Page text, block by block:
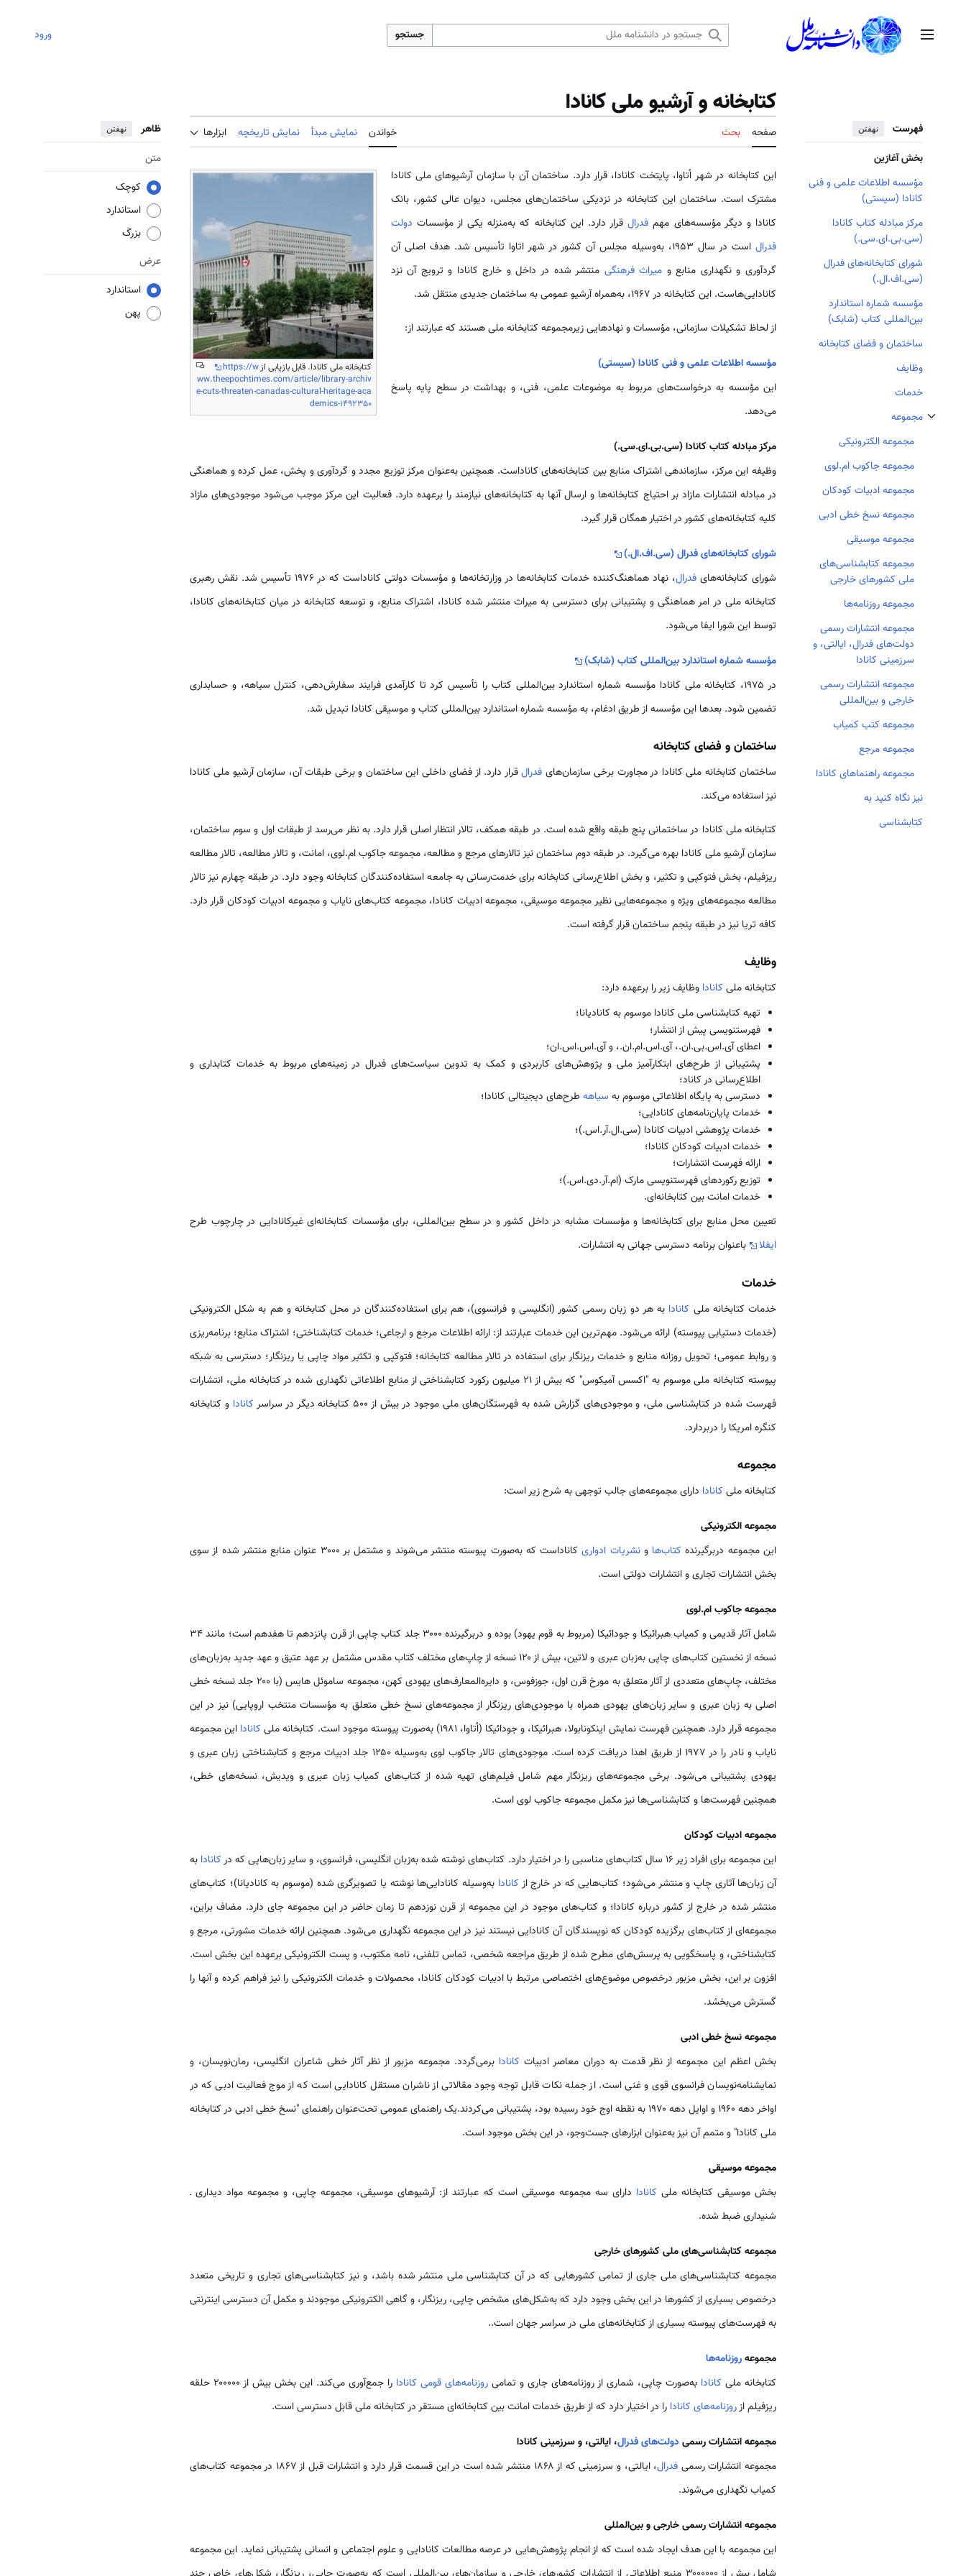
منوی اصلی جستجو ورود
فهرست نهفتن
بخش آغازین
مؤسسه اطلاعات علمی و فنی
کانادا (سیستی)
مرکز مبادله کتاب کانادا
(سی.بی.ای.سی.)
شورای کتابخانه‌های فدرال
(سی.اف.ال.)
مؤسسه شماره استاندارد
بین‌المللی کتاب (شابک)
ساختمان و فضای کتابخانه
وظایف
خدمات
مجموعه
تغییر وضعیت زیربخش‌های مجموعه
مجموعه الکترونیکی
مجموعه جاکوب ام.لوی
مجموعه ادبیات کودکان
مجموعه نسخ خطی ادبی
مجموعه موسیقی
مجموعه کتابشناسی‌های
ملی کشورهای خارجی
مجموعه روزنامه‌ها
مجموعه انتشارات رسمی
دولت‌های فدرال، ایالتی، و
سرزمینی کانادا
مجموعه انتشارات رسمی
خارجی و بین‌المللی
مجموعه کتب کمیاب
مجموعه مرجع
مجموعه راهنماهای کانادا
نیز نگاه کنید به
کتابشناسی
کتابخانه و آرشیو ملی کانادا
صفحه بحث خواندن نمایش مبدأ نمایش تاریخچه ابزارها ظاهر نهفتن
متن
کوچک
استاندارد
بزرگ
عرض
استاندارد
پهن
کتابخانه ملی کانادا. قابل بازیابی ازhttps://w
ww.theepochtimes.com/article/library-archiv
e-cuts-threaten-canadas-cultural-heritage-aca
demics-1492350
این کتابخانه در شهر اُتاوا، پایتخت کانادا، قرار دارد. ساختمان آن با سازمان آرشیوهای ملی کانادا
مشترک است. ساختمان این کتابخانه در نزدیکی ساختمان‌های مجلس، دیوان عالی کشور، بانک
کانادا و دیگر مؤسسه‌های مهم فدرالقرار دارد. این کتابخانه که به‌منزله یکی از مؤسسات دولت
فدرال
است در سال ۱۹۵۳، به‌وسیله مجلس آن کشور در شهر اتاوا تأسیس شد. هدف اصلی آن
گردآوری و نگهداری منابع و میراث فرهنگی منتشر شده در داخل و خارج کانادا و ترویج آن نزد
کانادایی‌هاست. این کتابخانه در 1967، به‌همراه آرشیو عمومی به ساختمان جدیدی منتقل شد.
از لحاظ تشکیلات سازمانی، مؤسسات و نهادهایی زیرمجموعه کتابخانه ملی هستند که عبارتند از:
مؤسسه اطلاعات علمی و فنی کانادا (سیستی)
این مؤسسه به درخواست‌های مربوط به موضوعات علمی، فنی، و بهداشت در سطح پایه پاسخ
می‌دهد.
مرکز مبادله کتاب کانادا (سی.بی.ای.سی.)
وظیفه این مرکز، سازماندهی اشتراک منابع بین کتابخانه‌های کاناداست. همچنین به‌عنوان مرکز توزیع مجدد و گردآوری و پخش، عمل کرده و هماهنگی
در مبادله انتشارات مازاد بر احتیاج کتابخانه‌ها و ارسال آنها به کتابخانه‌های نیازمند را برعهده دارد. فعالیت این مرکز موجب می‌شود موجودی‌های مازاد
کلیه کتابخانه‌های کشور در اختیار همگان قرار گیرد.
شورای کتابخانه‌های فدرال (سی.اف.ال.)
شورای کتابخانه‌های فدرال
، نهاد هماهنگ‌کننده خدمات کتابخانه‌ها در وزارتخانه‌ها و مؤسسات دولتی کاناداست که در ۱۹۷۶ تأسیس شد. نقش رهبری
کتابخانه ملی در امر هماهنگی و پشتیبانی برای دسترسی به میراث منتشر شده کانادا، اشتراک منابع، و توسعه کتابخانه در میان کتابخانه‌های کانادا،
توسط این شورا ایفا می‌شود.
مؤسسه شماره استاندارد بین‌المللی کتاب (شابک)
در ۱۹۷۵، کتابخانه ملی کانادا مؤسسه شماره استاندارد بین‌المللی کتاب را تأسیس کرد تا کارآمدی فرایند سفارش‌دهی، کنترل سیاهه، و حسابداری
تضمین شود. بعدها این مؤسسه از طریق ادغام، به مؤسسه شماره استاندارد بین‌المللی کتاب و موسیقی کانادا تبدیل شد.
ساختمان و فضای کتابخانه
ساختمان کتابخانه ملی کانادا در مجاورت برخی سازمان‌های فدرالقرار دارد. از فضای داخلی این ساختمان و برخی طبقات آن، سازمان آرشیو ملی کانادا
نیز استفاده می‌کند.
کتابخانه ملی کانادا در ساختمانی پنج طبقه واقع شده است. در طبقه همکف، تالار انتظار اصلی قرار دارد. به نظر می‌رسد از طبقات اول و سوم ساختمان،
سازمان آرشیو ملی کانادا بهره می‌گیرد. در طبقه دوم ساختمان نیز تالارهای مرجع و مطالعه، مجموعه جاکوب ام.لوی، امانت، و تالار مطالعه، تالار مطالعه
ریزفیلم، بخش فتوکپی و تکثیر، و بخش اطلاع‌رسانی کتابخانه برای خدمت‌رسانی به جامعه استفاده‌کنندگان کتابخانه وجود دارد. در طبقه چهارم نیز تالار
مطالعه مجموعه‌های ویژه و مجموعه‌هایی نظیر مجموعه موسیقی، مجموعه ادبیات کانادا، مجموعه کتاب‌های نایاب و مجموعه ادبیات کودکان قرار دارد.
کافه تریا نیز در طبقه پنجم ساختمان قرار گرفته است.
وظایف
کتابخانه ملی کانادا وظایف زیر را برعهده دارد:
تهیه کتابشناسی ملی کانادا موسوم به کانادیانا؛
فهرستنویسی پیش از انتشار؛
اعطای آی.اس.بی.ان.، آی.اس.ام.ان.، و آی.اس.اس.ان؛
پشتیبانی از طرح‌های ابتکارآمیز ملی و پژوهش‌های کاربردی و کمک به تدوین سیاست‌های فدرال در زمینه‌های مربوط به خدمات کتابداری و
اطلاع‌رسانی در کاناد؛
دسترسی به پایگاه اطلاعاتی موسوم به سیاههطرح‌های دیجیتالی کانادا؛
خدمات پایان‌نامه‌های کانادایی؛
خدمات پژوهشی ادبیات کانادا (سی.ال.آر.اس.)؛
خدمات ادبیات کودکان کانادا؛
ارائه فهرست انتشارات؛
توزیع رکوردهای فهرستنویسی مارک (ام.آر.دی.اس.)؛
خدمات امانت بین کتابخانه‌ای.
تعیین محل منابع برای کتابخانه‌ها و مؤسسات مشابه در داخل کشور و در سطح بین‌المللی، برای مؤسسات کتابخانه‌ای غیرکانادایی در چارچوب طرح
ایفلا
باعنوان برنامه دسترسی جهانی به انتشارات.
خدمات
خدمات کتابخانه ملی کانادا به هر دو زبان رسمی کشور (انگلیسی و فرانسوی)، هم برای استفاده‌کنندگان در محل کتابخانه و هم به شکل الکترونیکی
(خدمات دستیابی پیوسته) ارائه می‌شود. مهم‌ترین این خدمات عبارتند از: ارائه اطلاعات مرجع و ارجاعی؛ خدمات کتابشناختی؛ اشتراک منابع؛ برنامه‌ریزی
و روابط عمومی؛ تحویل روزانه منابع و خدمات ریزنگار برای استفاده در تالار مطالعه کتابخانه؛ فتوکپی و تکثیر مواد چاپی یا ریزنگار؛ دسترسی به شبکه
پیوسته کتابخانه ملی موسوم به "اکسس آمیکوس" که بیش از ۲۱ میلیون رکورد کتابشناختی از منابع اطلاعاتی نگهداری شده در کتابخانه ملی، انتشارات
فهرست شده در کتابشناسی ملی، و موجودی‌های گزارش شده به فهرستگان‌های ملی موجود در بیش از ۵۰۰ کتابخانه دیگر در سراسر
کانادا و کتابخانه
کنگره امریکا را دربردارد.
مجموعه
کتابخانه ملی کانادا دارای مجموعه‌های جالب توجهی به شرح زیر است:
مجموعه الکترونیکی
این مجموعه دربرگیرنده کتاب‌ها ونشریات ادواری
کاناداست که به‌صورت پیوسته منتشر می‌شوند و مشتمل بر ۳۰۰۰ عنوان منابع منتشر شده از سوی
بخش انتشارات تجاری و انتشارات دولتی است.
مجموعه جاکوب ام.لوی
شامل آثار قدیمی و کمیاب هبرائیکا و جودائیکا (مربوط به قوم یهود) بوده و دربرگیرنده ۳۰۰۰ جلد کتاب چاپی از قرن پانزدهم تا هفدهم است؛ مانند ۳۴
نسخه از نخستین کتاب‌های چاپی به‌زبان عبری و لاتین، بیش از ۱۲۰ نسخه از چاپ‌های مختلف کتاب مقدس مشتمل بر عهد عتیق و عهد جدید به‌زبان‌های
مختلف، چاپ‌های متعددی از آثار متعلق به مورخ قرن اول، جوزفوس، و دایره‌المعارف‌های یهودی کهن، مجموعه ساموئل هایس (با ۲۰۰ جلد نسخه خطی
اصلی به زبان عبری و سایر زبان‌های یهودی همراه با موجودی‌های ریزنگار از مجموعه‌های نسخ خطی متعلق به مؤسسات منتخب اروپایی) نیز در این
مجموعه قرار دارد. همچنین فهرست نمایش اینکونابولا، هبرائیکا، و جودائیکا (اُتاوا، ۱۹۸۱) به‌صورت پیوسته موجود است. کتابخانه ملی
کانادا این مجموعه
نایاب و نادر را در ۱۹۷۷ از طریق اهدا دریافت کرده است. موجودی‌های تالار جاکوب لوی به‌وسیله ۱۲۵۰ جلد ادبیات مرجع و کتابشناختی زبان عبری و
یهودی پشتیبانی می‌شود. برخی مجموعه‌های ریزنگار مهم شامل فیلم‌های تهیه شده از کتاب‌های کمیاب زبان عبری و ویدیش، نسخه‌های خطی،
همچنین فهرست‌ها و کتابشناسی‌ها نیز مکمل مجموعه جاکوب لوی است.
مجموعه ادبیات کودکان
این مجموعه برای افراد زیر ۱۶ سال کتاب‌های مناسبی را در اختیار دارد. کتاب‌های نوشته شده به‌زبان انگلیسی، فرانسوی، و سایر زبان‌هایی که در
کانادا به
آن زبان‌ها آثاری چاپ و منتشر می‌شود؛ کتاب‌هایی که در خارج از کانادا به‌وسیله کانادایی‌ها نوشته یا تصویرگری شده (موسوم به کانادیانا)؛ کتاب‌های
منتشر شده در خارج از کشور درباره کانادا؛ و کتاب‌های موجود در این مجموعه از قرن نوزدهم تا زمان حاضر در این مجموعه جای دارد. مضاف براین،
مجموعه‌ای از کتاب‌های برگزیده کودکان که نویسندگان آن کانادایی نیستند نیز در این مجموعه نگهداری می‌شود. همچنین ارائه خدمات مشورتی، مرجع و
کتابشناختی، و پاسخگویی به پرسش‌های مطرح شده از طریق مراجعه شخصی، تماس تلفنی، نامه مکتوب، و پست الکترونیکی برعهده این بخش است.
افزون بر این، بخش مزبور درخصوص موضوع‌های اختصاصی مرتبط با ادبیات کودکان کانادا، محصولات و خدمات الکترونیکی را نیز فراهم کرده و آنها را
گسترش می‌بخشد.
مجموعه نسخ خطی ادبی
بخش اعظم این مجموعه از نظر قدمت به دوران معاصر ادبیات کانادا برمی‌گردد. مجموعه مزبور از نظر آثار خطی شاعران انگلیسی، رمان‌نویسان، و
نمایشنامه‌نویسان فرانسوی قوی و غنی است. از جمله نکات قابل توجه وجود مقالاتی از ناشران مستقل کانادایی است که از موج فعالیت ادبی که در
اواخر دهه ۱۹۶۰ و اوایل دهه ۱۹۷۰ به نقطه اوج خود رسیده بود، پشتیبانی می‌کردند.یک راهنمای عمومی تحت‌عنوان راهنمای "نسخ خطی ادبی در کتابخانه
ملی کانادا" و متمم آن نیز به‌عنوان ابزارهای جست‌وجو، در این بخش موجود است.
مجموعه موسیقی
بخش موسیقی کتابخانه ملی کانادا دارای سه مجموعه موسیقی است که عبارتند از: آرشیوهای موسیقی، مجموعه چاپی، و مجموعه مواد دیداری ـ
شنیداری ضبط شده.
مجموعه کتابشناسی‌های ملی کشورهای خارجی
مجموعه کتابشناسی‌های ملی جاری از تمامی کشورهایی که در آن کتابشناسی ملی منتشر شده باشد، و نیز کتابشناسی‌های تجاری و تاریخی متعدد
درخصوص بسیاری از کشورها در این بخش وجود دارد که به‌شکل‌های مشخص چاپی، ریزنگار، و گاهی الکترونیکی موجودند و مکمل آن دسترسی اینترنتی
به فهرست‌های پیوسته بسیاری از کتابخانه‌های ملی در سراسر جهان است..
مجموعهروزنامه‌ها
کتابخانه ملی کانادا به‌صورت چاپی، شماری از روزنامه‌های جاری و تمامی روزنامه‌های قومی کانادا
را جمع‌آوری می‌کند. این بخش بیش از ۲۰۰۰۰۰ حلقه
ریزفیلم ازروزنامه‌های کانادا را در اختیار دارد که از طریق خدمات امانت بین کتابخانه‌ای مستقر در کتابخانه ملی قابل دسترسی است.
مجموعه انتشارات رسمیدولت‌های فدرال، ایالتی، و سرزمینی کانادا
مجموعه انتشارات رسمی فدرال
، ایالتی، و سرزمینی که از ۱۸۶۸ منتشر شده است در این قسمت قرار دارد و انتشارات قبل از ۱۸۶۷ در مجموعه کتاب‌های
کمیاب نگهداری می‌شوند.
مجموعه انتشارات رسمی خارجی و بین‌المللی
این مجموعه با این هدف ایجاد شده است که از انجام پژوهش‌هایی در عرصه مطالعات کانادایی و علوم اجتماعی و انسانی پشتیبانی نماید. این مجموعه